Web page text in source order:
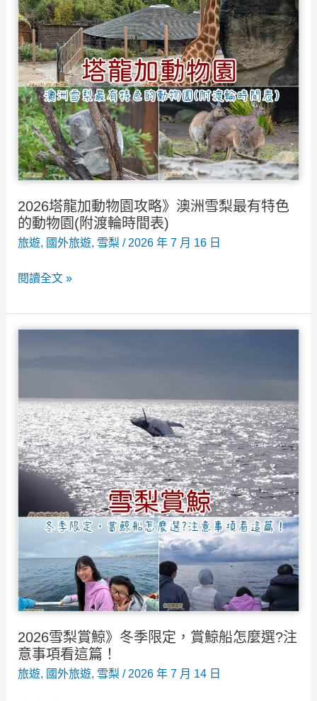
船
須
知/
最
美
火
車
站
必
必
拍！
2026塔龍加動物園攻略》澳洲雪梨最有特色
的動物園(附渡輪時間表)
旅遊, 國外旅遊, 雪梨/ 2026 年 7 月 16 日
2026
園
攻
略》
澳
有
特
色
動
物
閱讀全文 »
2026雪梨賞鯨》冬季限定，賞鯨船怎麼選?注
意事項看這篇！
旅遊, 國外旅遊, 雪梨/ 2026 年 7 月 14 日